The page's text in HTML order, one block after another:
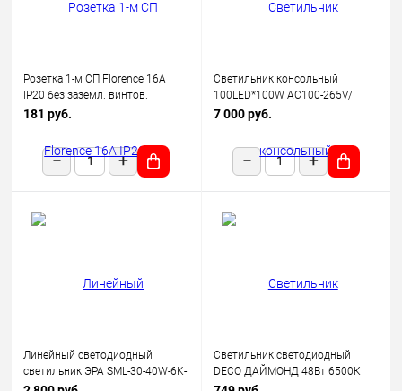
Розетка 1-м СП Florence 16А
IP20 без заземл. винтов.
клеммы механизм беж.
181 руб.
Светильник консольный
100LED*100W AC100-265V/
50Hz, SP2924 цвет серый (IP65),
7 000 руб.
Линейный светодиодный
светильник ЭРА SML-30-40W-6K-
12-B 40Вт 6500K 3600Лм
Светильник светодиодный
DECO ДАЙМОНД 48Вт 6500К
3120лм 230В 377х73мм IN